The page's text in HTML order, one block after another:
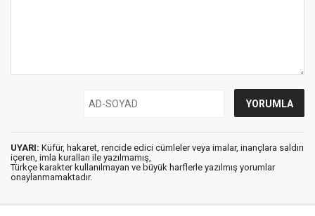
UYARI: Küfür, hakaret, rencide edici cümleler veya imalar, inançlara saldırı
içeren, imla kuralları ile yazılmamış,
Türkçe karakter kullanılmayan ve büyük harflerle yazılmış yorumlar
onaylanmamaktadır.